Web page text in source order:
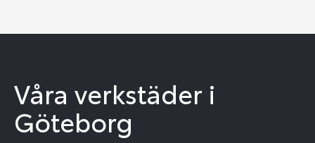
Våra verkstäder i
Göteborg